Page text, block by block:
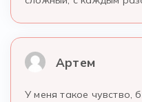
Артем
У меня такое чувство,